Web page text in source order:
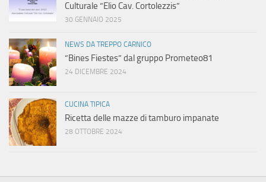
Culturale “Elio Cav. Cortolezzis”
30 GENNAIO 2025
NEWS DA TREPPO CARNICO
“Bines Fiestes” dal gruppo Prometeo81
24 DICEMBRE 2024
CUCINA TIPICA
Ricetta delle mazze di tamburo impanate
28 OTTOBRE 2024